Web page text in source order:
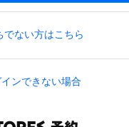
ない方はこちら
ンできない場合